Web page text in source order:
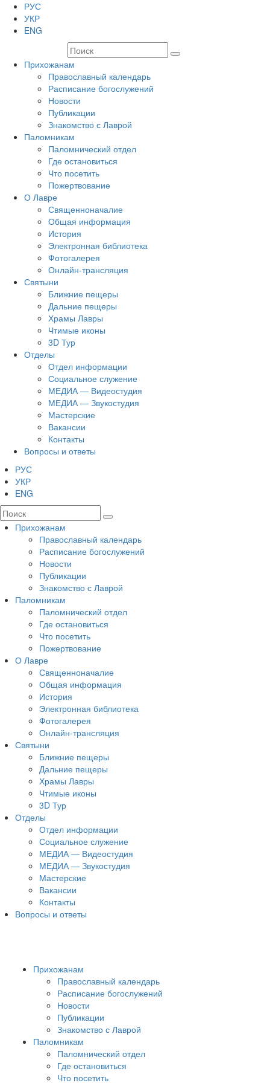
РУС
УКР
ENG
Прихожанам
Православный календарь
Расписание богослужений
Новости
Публикации
Знакомство с Лаврой
Паломникам
Паломнический отдел
Где остановиться
Что посетить
Пожертвование
О Лавре
Священноначалие
Общая информация
История
Электронная библиотека
Фотогалерея
Онлайн-трансляция
Святыни
Ближние пещеры
Дальние пещеры
Храмы Лавры
Чтимые иконы
3D Тур
Отделы
Отдел информации
Социальное служение
МЕДИА — Видеостудия
МЕДИА — Звукостудия
Мастерские
Вакансии
Контакты
Вопросы и ответы
РУС
УКР
ENG
Прихожанам
Православный календарь
Расписание богослужений
Новости
Публикации
Знакомство с Лаврой
Паломникам
Паломнический отдел
Где остановиться
Что посетить
Пожертвование
О Лавре
Священноначалие
Общая информация
История
Электронная библиотека
Фотогалерея
Онлайн-трансляция
Святыни
Ближние пещеры
Дальние пещеры
Храмы Лавры
Чтимые иконы
3D Тур
Отделы
Отдел информации
Социальное служение
МЕДИА — Видеостудия
МЕДИА — Звукостудия
Мастерские
Вакансии
Контакты
Вопросы и ответы
Прихожанам
Православный календарь
Расписание богослужений
Новости
Публикации
Знакомство с Лаврой
Паломникам
Паломнический отдел
Где остановиться
Что посетить